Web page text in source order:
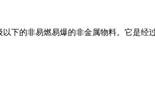
下的非易燃易爆的非金属物料。它是经